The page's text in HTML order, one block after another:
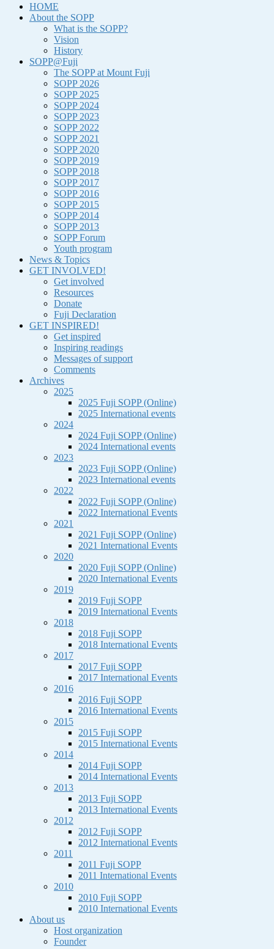
HOME
About the SOPP
What is the SOPP?
Vision
History
SOPP@Fuji
The SOPP at Mount Fuji
SOPP 2026
SOPP 2025
SOPP 2024
SOPP 2023
SOPP 2022
SOPP 2021
SOPP 2020
SOPP 2019
SOPP 2018
SOPP 2017
SOPP 2016
SOPP 2015
SOPP 2014
SOPP 2013
SOPP Forum
Youth program
News & Topics
GET INVOLVED!
Get involved
Resources
Donate
Fuji Declaration
GET INSPIRED!
Get inspired
Inspiring readings
Messages of support
Comments
Archives
2025
2025 Fuji SOPP (Online)
2025 International events
2024
2024 Fuji SOPP (Online)
2024 International events
2023
2023 Fuji SOPP (Online)
2023 International events
2022
2022 Fuji SOPP (Online)
2022 International Events
2021
2021 Fuji SOPP (Online)
2021 International Events
2020
2020 Fuji SOPP (Online)
2020 International Events
2019
2019 Fuji SOPP
2019 International Events
2018
2018 Fuji SOPP
2018 International Events
2017
2017 Fuji SOPP
2017 International Events
2016
2016 Fuji SOPP
2016 International Events
2015
2015 Fuji SOPP
2015 International Events
2014
2014 Fuji SOPP
2014 International Events
2013
2013 Fuji SOPP
2013 International Events
2012
2012 Fuji SOPP
2012 International Events
2011
2011 Fuji SOPP
2011 International Events
2010
2010 Fuji SOPP
2010 International Events
About us
Host organization
Founder